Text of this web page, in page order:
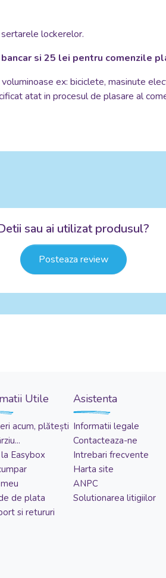
lockerelor.
si 25 lei pentru comenzile
ex: biciclete, masinute
atat in procesul de plasare al
sau ai utilizat produsul?
Posteaza review
Utile
acum, plătești
Easybox
de plata
si retururi
Asistenta
Informatii legale
Contacteaza-ne
Intrebari frecvente
Harta site
ANPC
Solutionarea litigiilor